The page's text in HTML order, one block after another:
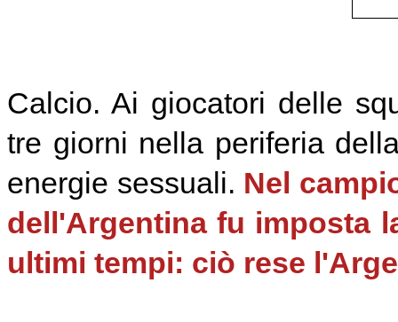
Calcio. Ai giocatori delle
tre giorni nella periferia
energie sessuali. Nel
dell'Argentina fu imposta
ultimi tempi: ciò rese